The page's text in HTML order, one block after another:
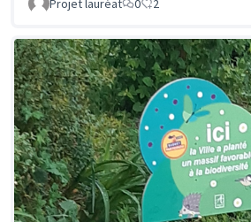
Projet lauréat 0 2